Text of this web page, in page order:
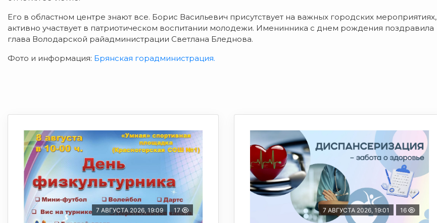
Его в областном центре знают все. Борис Васильевич присутствует на важных городских мероприятиях,
активно участвует в патриотическом воспитании молодежи. Именинника с днем рождения поздравила
глава Володарской райадминистрации Светлана Бледнова.
Фото и информация: Брянская горадминистрация.
7 АВГУСТА 2026, 19:09 17 7 АВГУСТА 2026, 19:01 16